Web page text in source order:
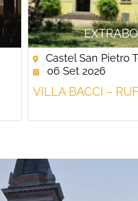
EXTRABO
Castel San Pietro
06 Set 2026
VILLA BACCI –